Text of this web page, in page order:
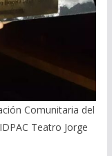
Comunitaria del
Teatro Jorge